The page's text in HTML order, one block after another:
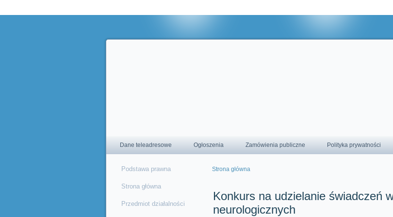
Dane teleadresowe Ogłoszenia Zamówienia publiczne Polityka prywatności
Podstawa prawna
Strona główna
Przedmiot działalności
Strona główna
Konkurs na udzielanie świadczeń
neurologicznych